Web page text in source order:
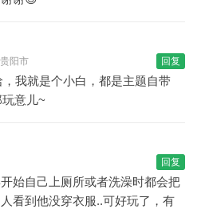
阳市 回复
，我就是个小白，都是主题自带
意儿~
回复
始自己上厕所或者洗澡时都会把
看到他没穿衣服..可好玩了，有